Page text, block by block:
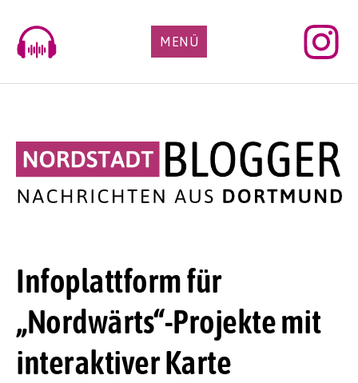
content
MENÜ
Infoplattform für
„Nordwärts“-Projekte mit
interaktiver Karte